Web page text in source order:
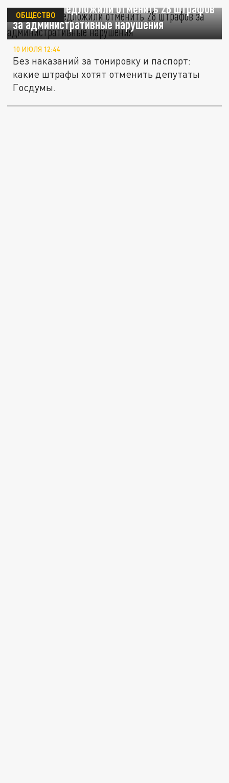
В России предложили отменить 28 штрафов
за административные нарушения
ОБЩЕСТВО
10 ИЮЛЯ 12:44
Без наказаний за тонировку и паспорт:
какие штрафы хотят отменить депутаты
Госдумы.